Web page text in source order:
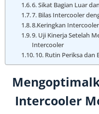
6. Sikat Bagian Luar
7. Bilas Intercooler
8.Keringkan
9. Uji Kinerja Setelah
Intercooler
10. Rutin Periksa
Intercooler